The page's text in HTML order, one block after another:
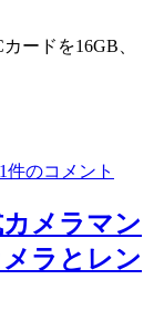
ードを16GB、
1件のコメント
メラマン
ラとレン